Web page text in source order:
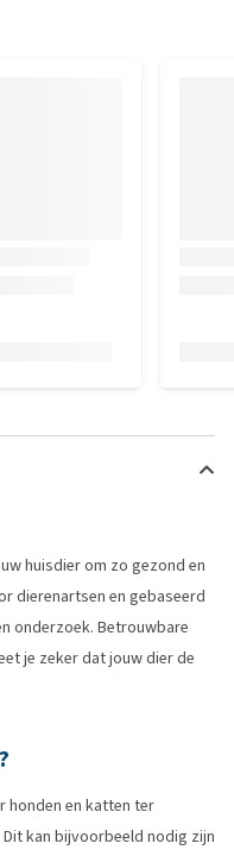
huisdier om zo gezond en
dierenartsen en gebaseerd
onderzoek. Betrouwbare
je zeker dat jouw dier de
honden en katten ter
kan bijvoorbeeld nodig zijn